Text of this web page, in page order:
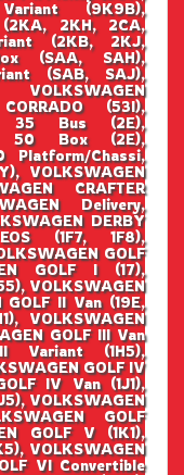
(9K9B),
2KH, 2CA,
(2KB, 2KJ,
(SAA, SAH),
(SAB, SAJ),
(53I),
35 Bus (2E),
50 Box (2E),
Platform/Chassi,
VOLKSWAGEN
CRAFTER
Delivery,
DERBY
(1F7, 1F8),
GOLF
GOLF I (17),
VOLKSWAGEN
GOLF II Van (19E,
VOLKSWAGEN
GOLF III Van
Variant (1H5),
GOLF IV
IV Van (1J1),
VOLKSWAGEN
GOLF
GOLF V (1K1),
VOLKSWAGEN
VI Convertible